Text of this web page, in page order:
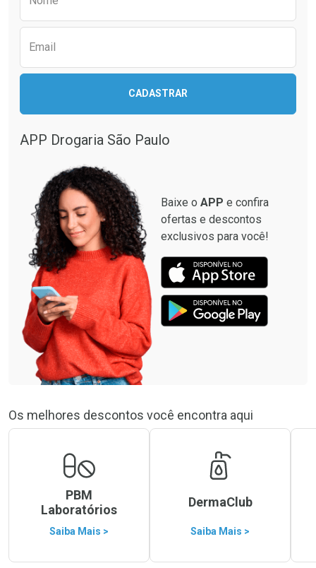
Email
CADASTRAR
APP Drogaria São Paulo
Baixe o APP e confira
ofertas e descontos
exclusivos para você!
Os melhores descontos você encontra aqui
PBM
Laboratórios
Saiba Mais >
DermaClub
Saiba Mais >